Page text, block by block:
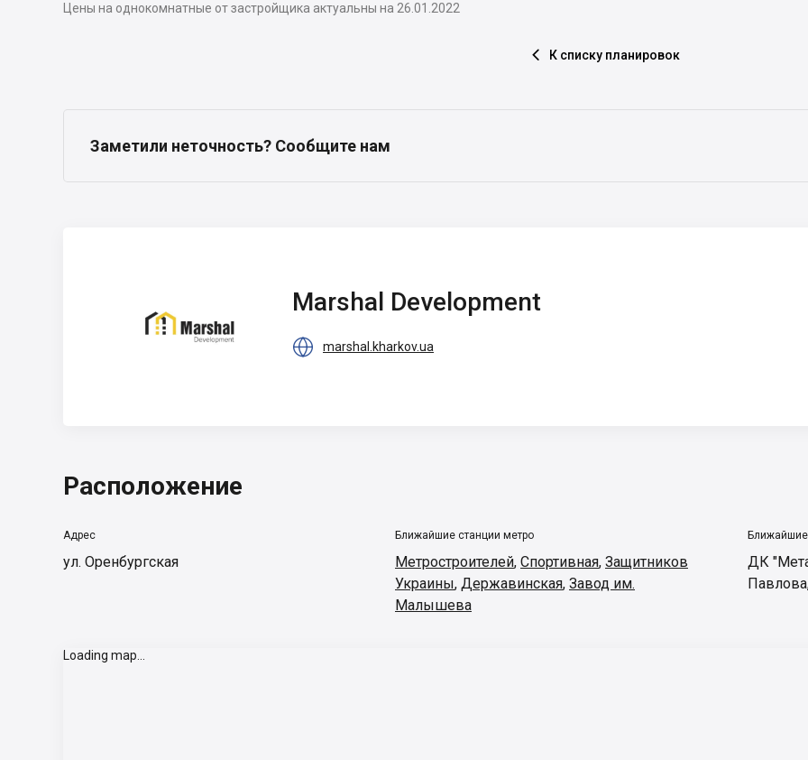
Цены на однокомнатные от застройщика актуальны на 26.01.2022
 К списку планировок
Заметили неточность? Сообщите нам
Marshal Development
 marshal.kharkov.ua
Расположение
Адрес
ул. Оренбургская
Ближайшие станции метро
Метростроителей, Спортивная, Защитников
Украины, Державинская, Завод им.
Малышева
ДК
Павлова
Loading map...